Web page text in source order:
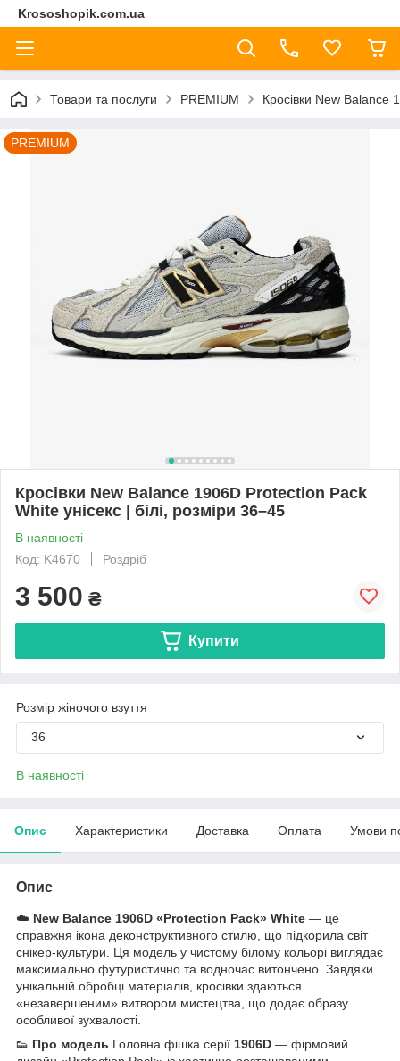
Krososhopik.com.ua
Товари та послуги PREMIUM Кросівки New Balance
PREMIUM
Кросівки New Balance 1906D Protection Pack
White унісекс | білі, розміри 36–45
В наявності
Код: K4670
Роздріб
3 500 ₴
Купити
Розмір жіночого взуття
36
В наявності
Опис Характеристики Доставка Оплата Умови
Опис
☁️ New Balance 1906D «Protection Pack» White — це
справжня ікона деконструктивного стилю, що підкорила світ
снікер-культури. Ця модель у чистому білому кольорі виглядає
максимально футуристично та водночас витончено. Завдяки
унікальній обробці матеріалів, кросівки здаються
«незавершеним» витвором мистецтва, що додає образу
особливої зухвалості.
👟 Про модель Головна фішка серії 1906D — фірмовий